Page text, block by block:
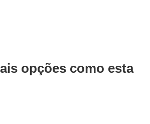
opções como esta